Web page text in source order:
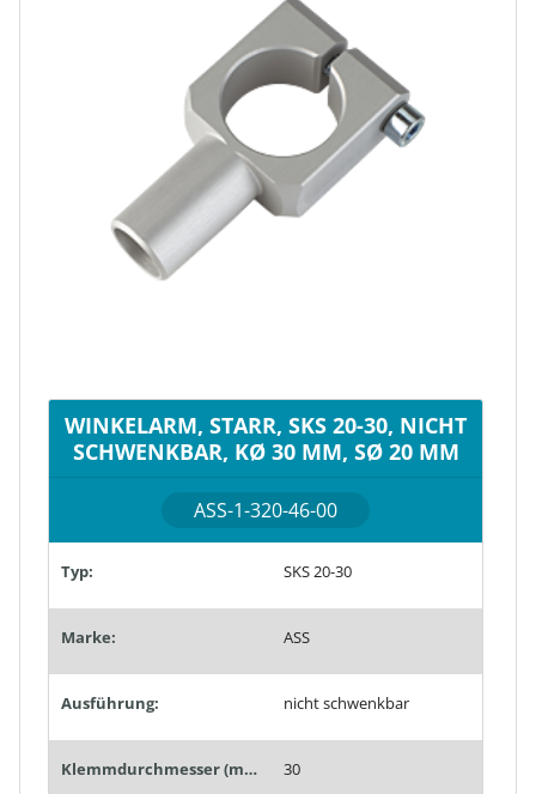
WINKELARM, STARR, SKS 20-30, NICHT
SCHWENKBAR, KØ 30 MM, SØ 20 MM
ASS-1-320-46-00
Typ: SKS 20-30
Marke: ASS
Ausführung: nicht schwenkbar
Klemmdurchmesser (mm): 30